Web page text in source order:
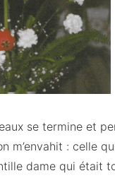
se termine et
m’envahit : celle
dame qui était